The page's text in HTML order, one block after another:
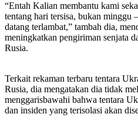
“Entah Kalian membantu kami
tentang hari tersisa, bukan minggu
datang terlambat,” tambah dia,
meningkatkan pengiriman senjata
Rusia.
Terkait rekaman terbaru tentara
Rusia, dia mengatakan dia tidak
menggarisbawahi bahwa tentara
dan insiden yang terisolasi akan